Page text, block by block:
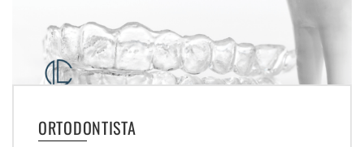
ORTODONTISTA